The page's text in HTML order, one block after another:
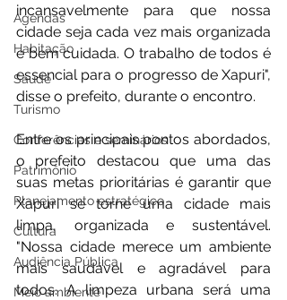
Agendas
Habitação
Saúde
Turismo
Conferências e seminários
Patrimônio
Planejamento estratégico
Cultura
Audiência Pública
Meio ambiente
incansavelmente para que nossa
cidade seja cada vez mais organizada
e bem cuidada. O trabalho de todos é
essencial para o progresso de Xapuri",
disse o prefeito, durante o encontro.
Entre os principais pontos abordados,
o prefeito destacou que uma das
suas metas prioritárias é garantir que
Xapuri se torne uma cidade mais
limpa, organizada e sustentável.
"Nossa cidade merece um ambiente
mais saudável e agradável para
todos. A limpeza urbana será uma